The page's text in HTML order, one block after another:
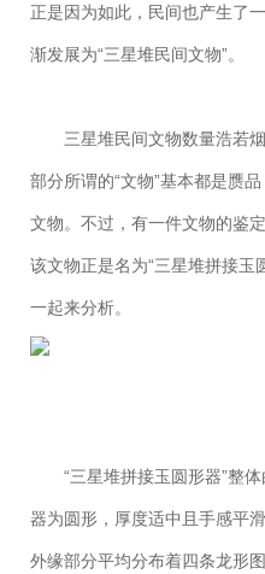
正是因为如此，民间也产生了
渐发展为“三星堆民间文物”。
三星堆民间文物数量浩若
部分所谓的“文物”基本都是赝
文物。不过，有一件文物的鉴
该文物正是名为“三星堆拼接玉
一起来分析。
“三星堆拼接玉圆形器”整
器为圆形，厚度适中且手感平
外缘部分平均分布着四条龙形